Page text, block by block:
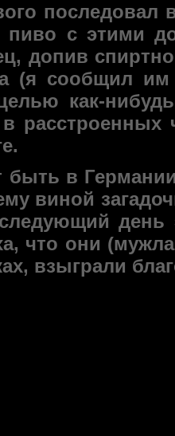
последовал
пиво с этими
допив
(я сообщил
целью как-
расстроенных
в Германии
виной
день
что они
взыграли